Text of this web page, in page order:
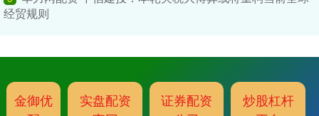
经贸规则
金御优
实盘配资
证券配资
炒股杠杆